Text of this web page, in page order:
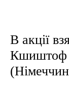
В акції
Кшиштоф